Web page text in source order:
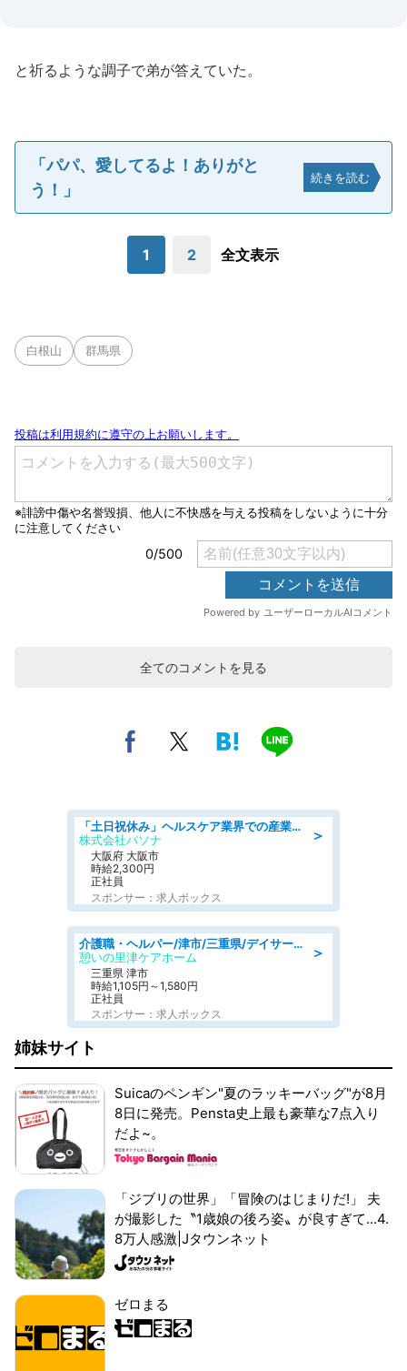
と祈るような調子で弟が答えていた。
「パパ、愛してるよ！ありがと
う！」
続きを読む
1 2 全文表示
白根山 群馬県
全てのコメントを見る
＞
「土日祝休み」ヘルスケア業界での産業保健師業務/看護師/高時給/要資格:正看護師
株式会社パソナ
大阪府 大阪市
時給2,300円
正社員
スポンサー：求人ボックス
＞
介護職・ヘルパー/津市/三重県/デイサービス/近鉄名古屋線
憩いの里津ケアホーム
三重県 津市
時給1,105円～1,580円
正社員
スポンサー：求人ボックス
姉妹サイト
Suicaのペンギン"夏のラッキーバッグ"が8月
8日に発売。Pensta史上最も豪華な7点入り
だよ~。
「ジブリの世界」「冒険のはじまりだ!」 夫
が撮影した〝1歳娘の後ろ姿〟が良すぎて...4.
8万人感激|Jタウンネット
ゼロまる